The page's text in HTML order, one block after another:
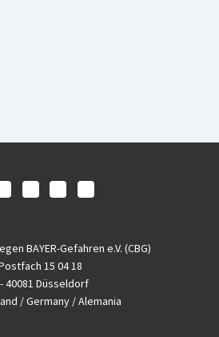
BAYER-Gefahren e.V. (CBG)
15 04 18
40081 Düsseldorf
/ Germany / Alemania